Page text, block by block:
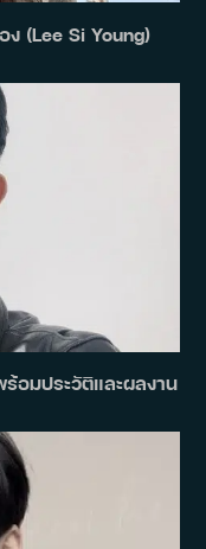
(Lee Si Young)
อมประวัติและผลงาน